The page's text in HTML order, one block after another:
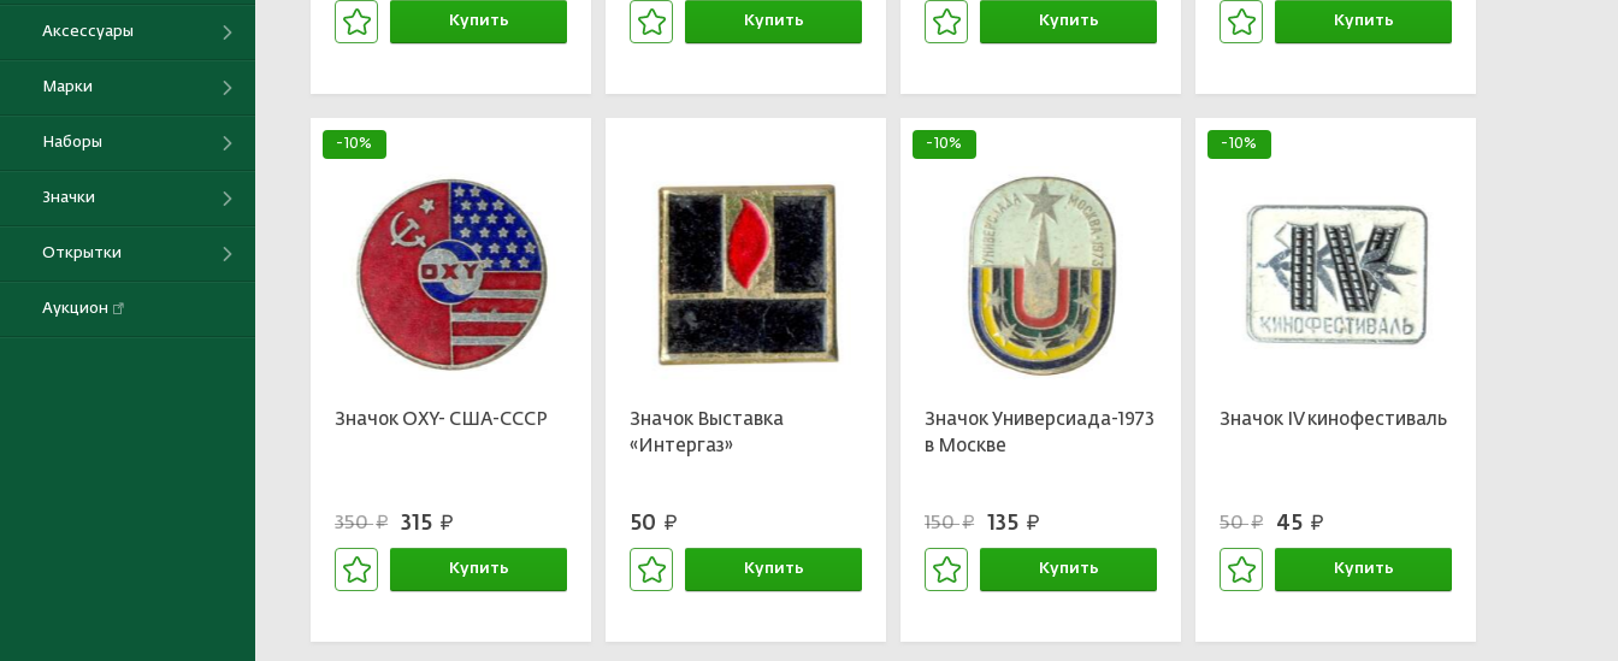
Аксессуары
Марки
Наборы
Значки
Открытки
Аукцион
Купить Купить Купить Купить
-10%
Значок ОХY- США-СССР
350руб. 315 руб.
Купить
Значок Выставка
«Интергаз»
50 руб.
Купить
-10%
Значок Универсиада-1973
в Москве
150руб. 135 руб.
Купить
-10%
Значок IV кинофестиваль
50руб. 45 руб.
Купить